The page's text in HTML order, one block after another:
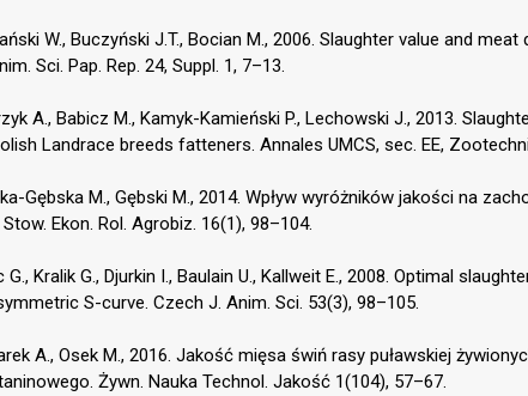
W., Buczyński J.T., Bocian M., 2006. Slaughter value and
Sci. Pap. Rep. 24, Suppl. 1, 7–13.
A., Babicz M., Kamyk-Kamieński P., Lechowski J., 2013.
Landrace breeds fatteners. Annales UMCS, sec. EE,
Gębska M., Gębski M., 2014. Wpływ wyróżników jakości na
Stow. Ekon. Rol. Agrobiz. 16(1), 98–104.
G., Kralik G., Djurkin I., Baulain U., Kallweit E., 2008. Optimal
S-curve. Czech J. Anim. Sci. 53(3), 98–105.
A., Osek M., 2016. Jakość mięsa świń rasy puławskiej
Żywn. Nauka Technol. Jakość 1(104), 57–67.